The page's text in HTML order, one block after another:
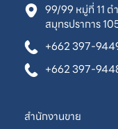
99/99 หมู่ที่ 11 ต
สมุทรปราการ
+662 397-
+662 397-
สำนักงานขาย